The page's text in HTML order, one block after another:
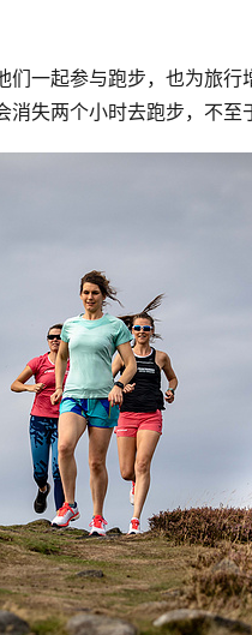
一起参与跑步，也为旅
失两个小时去跑步，不至